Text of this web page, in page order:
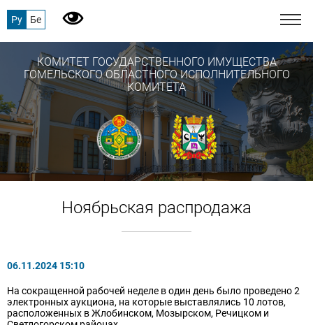
Ру Бе
КОМИТЕТ ГОСУДАРСТВЕННОГО ИМУЩЕСТВА
ГОМЕЛЬСКОГО ОБЛАСТНОГО ИСПОЛНИТЕЛЬНОГО
КОМИТЕТА
Ноябрьская распродажа
06.11.2024 15:10
На сокращенной рабочей неделе в один день было проведено 2
электронных аукциона, на которые выставлялись 10 лотов,
расположенных в Жлобинском, Мозырском, Речицком и